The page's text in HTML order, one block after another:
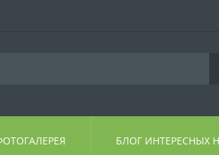
БЛОГ ИНТЕРЕСНЫХ